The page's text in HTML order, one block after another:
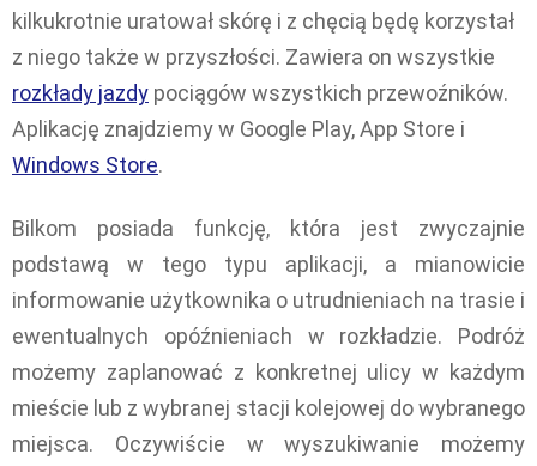
kilkukrotnie uratował skórę i z chęcią będę korzystał
z niego także w przyszłości. Zawiera on wszystkie
rozkłady jazdy pociągów wszystkich przewoźników.
Aplikację znajdziemy w Google Play, App Store i
Windows Store.
Bilkom posiada funkcję, która jest zwyczajnie
podstawą w tego typu aplikacji, a mianowicie
informowanie użytkownika o utrudnieniach na trasie i
ewentualnych opóźnieniach w rozkładzie. Podróż
możemy zaplanować z konkretnej ulicy w każdym
mieście lub z wybranej stacji kolejowej do wybranego
miejsca. Oczywiście w wyszukiwanie możemy